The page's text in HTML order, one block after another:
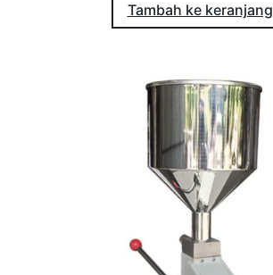
Tambah ke keranjang